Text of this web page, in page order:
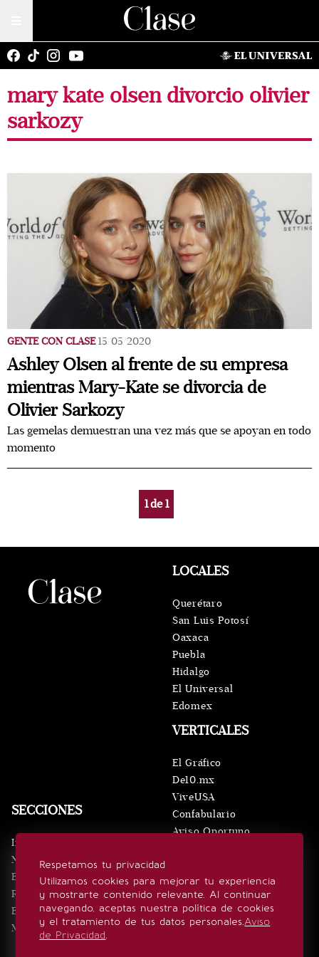
mary kate olsen divorcio olivier
sarkozy
GENTE CON CLASE 15/05/2020
Ashley Olsen al frente de su empresa
mientras Mary-Kate se divorcia de
Olivier Sarkozy
Las gemelas demuestran una vez más que se apoyan en todo
momento
1de1
Respetamos tu privacidad
Utilizamos cookies para mejorar tu experiencia
y mostrarte contenido relevante. Al continuar
navegando, aceptas nuestra política de cookies
y el tratamiento de tus datos personales.Aviso
de Privacidad.
SECCIONES
Inicio
Noticias
Eventos
Realeza
Estilo de vida
Minuto x Minuto
VERTICALES
El Gráfico
De10.mx
ViveUSA
Confabulario
Aviso Oportuno
LOCALES
Querétaro
San Luis Potosí
Oaxaca
Puebla
Hidalgo
El Universal
Edomex
SÍGUENOS